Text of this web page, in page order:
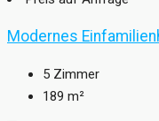
Modernes
5 Zimmer
189 m²